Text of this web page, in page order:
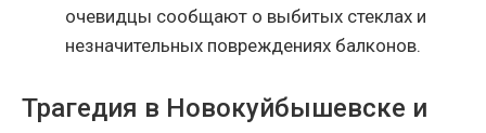
очевидцы сообщают о выбитых стеклах и
незначительных повреждениях балконов.
Трагедия в Новокуйбышевске и